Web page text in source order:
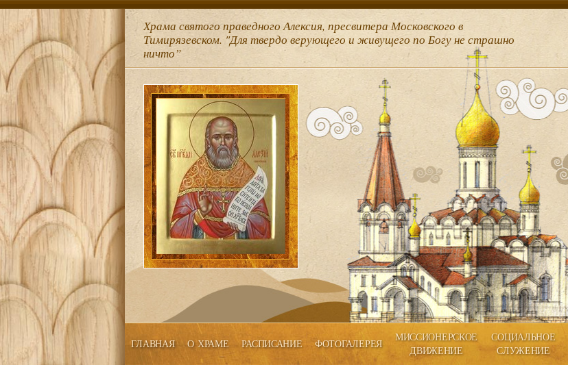
Храма святого праведного Алексия, пресвитера Московского в
Тимирязевском. "Для твердо верующего и живущего по Богу не страшно
ничто”
ГЛАВНАЯ О ХРАМЕ РАСПИСАНИЕ ФОТОГАЛЕРЕЯ
МИССИОНЕРСКОЕ
ДВИЖЕНИЕ
СОЦИАЛЬНОЕ
СЛУЖЕНИЕ